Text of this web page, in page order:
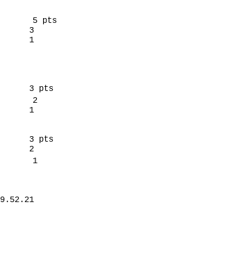
5 pts
3
1
3 pts
2
1
3 pts
2
1